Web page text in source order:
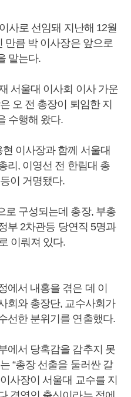
사로 선임돼 지난해 12월
만큼 박 이사장은 앞으로
맡는다.
서울대 이사회 이사 가운
오 전 총장이 퇴임한 지
수행해 왔다.
이사장과 함께 서울대
리, 이영선 전 한림대 총
이 거명됐다.
로 구성되는데 총장, 부총
부 2차관등 당연직 5명과
이뤄져 있다.
에서 내홍을 겪은 데 이
회와 총장단, 교수사회가
선한 분위기를 연출했다.
에서 당혹감을 감추지 못
“총장 선출을 둘러싼 갈
사장이 서울대 교수를 지